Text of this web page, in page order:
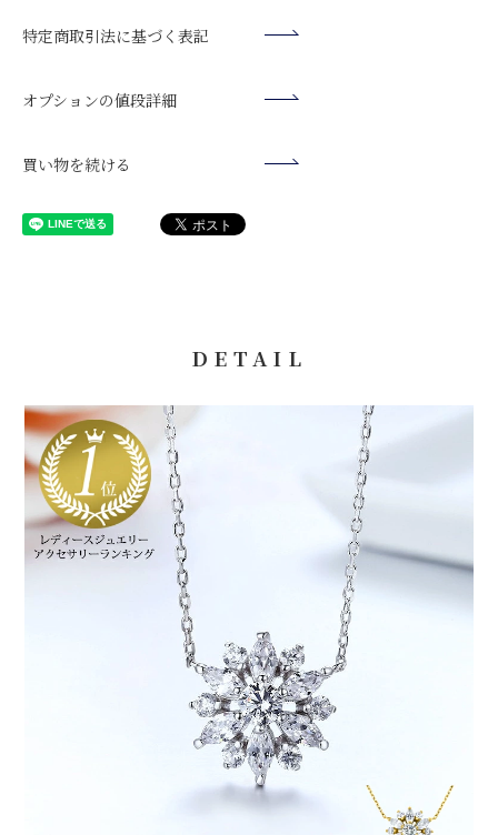
【振込先】
楽天銀行（ラクテンギンコウ）
普通預金口座 口座番号： 7201289
ンセルされます。
円以上660円、10万円以上30万円まで1,100円
ご注文後、7日以内にお振込をお願い致します。期日までに入金
がない場合は自動でキャンセルされます。
※コンビニ決済をご利用の場合、別途決済手数料220円がかかり
ます。
※ご入金が確認でき次第、商品を発送致します。
※配送日をご指定されてる場合は、ご指定日の3日前までに入金
が確認できるようお振込ください。
【ご利用いただけるコンビニ】
ローソン、セイコーマート、ミニストップ、ファミリーマート
【お支払い方法について】
お支払い内容については、購入手続き後の画面上とメールでもお
送りしていますのでご確認ください。
※メールの受信設定で @clementia-decor からのメールを受信
できるように設定してください。
い。
商品発送後にお送りするメール
配送状況をご確認いただけます。
⇒日本郵便
い。変形や破壊の原因になります。
ご入浴時は必ず外してください。石鹸や水垢等により、ストー
日焼け止め、ヘアスプレー等は触れると変色の原因となります
特定商取引法に基づく表記
オプションの値段詳細
買い物を続ける
DETAIL